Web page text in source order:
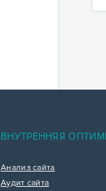
ВНУТРЕННЯЯ
Анализ сайта
Аудит сайта